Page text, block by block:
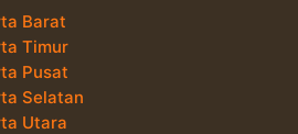
Barat
Timur
Pusat
Selatan
Utara